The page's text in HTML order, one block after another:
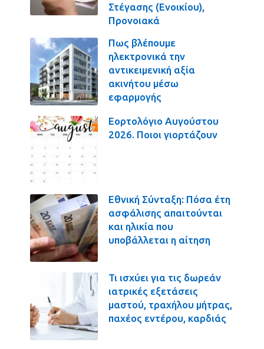
Στέγασης (Ενοικίου),
Προνοιακά
Πως βλέπουμε
ηλεκτρονικά την
αντικειμενική αξία
ακινήτου μέσω
εφαρμογής
Εορτολόγιο Αυγούστου
2026. Ποιοι γιορτάζουν
Εθνική Σύνταξη: Πόσα έτη
ασφάλισης απαιτούνται
και ηλικία που
υποβάλλεται η αίτηση
Τι ισχύει για τις δωρεάν
ιατρικές εξετάσεις
μαστού, τραχήλου μήτρας,
παχέος εντέρου, καρδιάς